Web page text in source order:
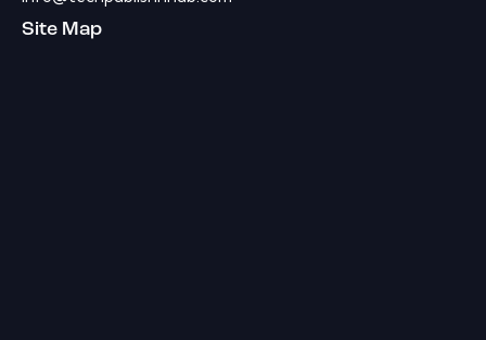
Site Map